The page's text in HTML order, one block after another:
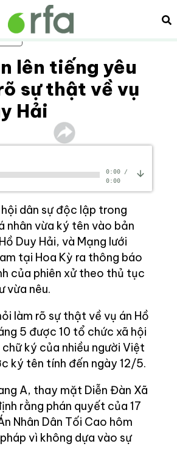
lên tiếng yêu
sự thật về vụ
Hải
0:00/
0:00
dân sự độc lập trong
nhân vừa ký tên vào bản
Duy Hải, và Mạng lưới
tại Hoa Kỳ ra thông báo
của phiên xử theo thủ tục
vừa nêu.
làm rõ sự thật về vụ án Hồ
5 được 10 tổ chức xã hội
ký của nhiều người Việt
ký tên tính đến ngày 12/5.
A, thay mặt Diễn Đàn Xã
rằng phán quyết của 17
Nhân Dân Tối Cao hôm
vì không dựa vào sự